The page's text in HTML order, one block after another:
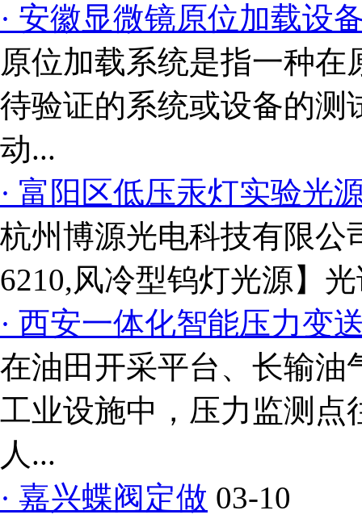
· 安徽显微镜原位加载设
原位加载系统是指一种
待验证的系统或设备的测
动...
· 富阳区低压汞灯实验光
杭州博源光电科技有限
6210,风冷型钨灯光源】
· 西安一体化智能压力变
在油田开采平台、长输油
工业设施中，压力监测点
人...
· 嘉兴蝶阀定做 03-10